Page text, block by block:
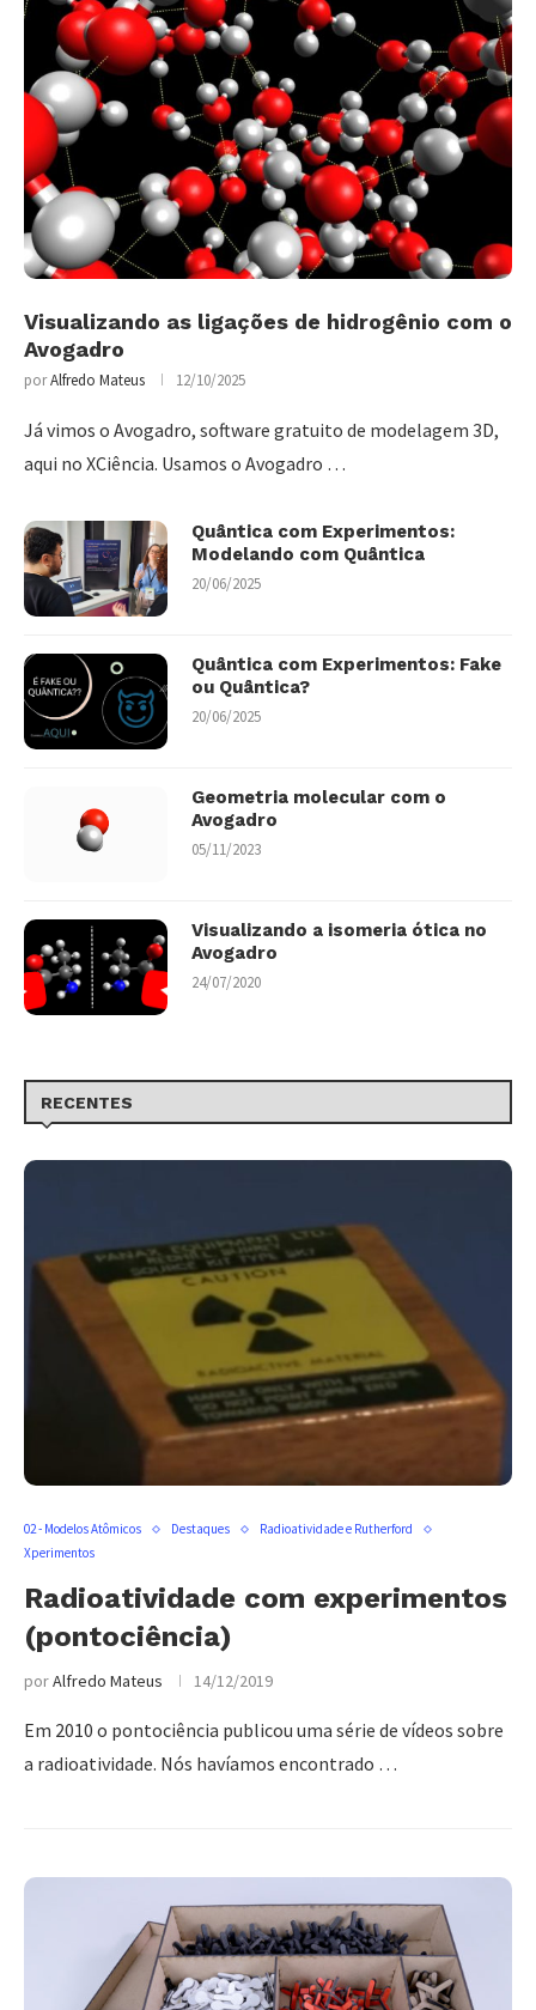
Visualizando as ligações de hidrogênio com o
Avogadro
porAlfredo Mateus 12/10/2025
Já vimos o Avogadro, software gratuito de modelagem 3D,
aqui no XCiência. Usamos o Avogadro …
Quântica com Experimentos:
Modelando com Quântica
20/06/2025
Quântica com Experimentos: Fake
ou Quântica?
20/06/2025
Geometria molecular com o
Avogadro
05/11/2023
Visualizando a isomeria ótica no
Avogadro
24/07/2020
RECENTES
02 - Modelos Atômicos Destaques
Radioatividade e Rutherford
Xperimentos
Radioatividade com experimentos
(pontociência)
porAlfredo Mateus 14/12/2019
Em 2010 o pontociência publicou uma série de vídeos sobre
a radioatividade. Nós havíamos encontrado …